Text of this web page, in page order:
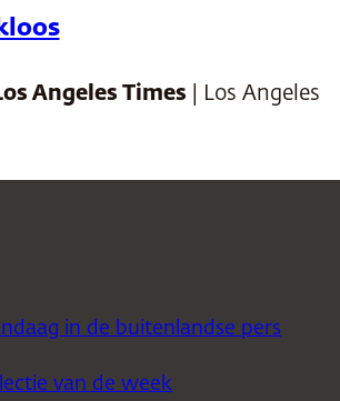
Angeles Times | Los Angeles
in de buitenlandse pers
van de week